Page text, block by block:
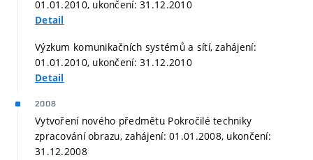
01.01.2010, ukončení: 31.12.2010
Detail
Výzkum komunikačních systémů a sítí, zahájení:
01.01.2010, ukončení: 31.12.2010
Detail
2008
Vytvoření nového předmětu Pokročilé techniky
zpracování obrazu, zahájení: 01.01.2008, ukončení:
31.12.2008